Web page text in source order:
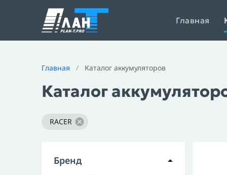
Главная
Главная / Каталог аккумуляторов
Каталог
RACER
Бренд